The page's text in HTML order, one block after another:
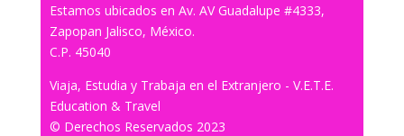
Estamos ubicados en Av. AV Guadalupe #4333,
Zapopan Jalisco, México.
C.P. 45040
Viaja, Estudia y Trabaja en el Extranjero - V.E.T.E.
Education & Travel
© Derechos Reservados 2023